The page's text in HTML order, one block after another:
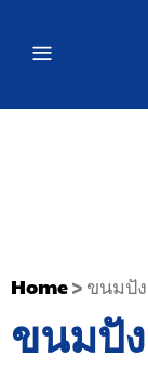
Home> ขนมปั
ขนมปั